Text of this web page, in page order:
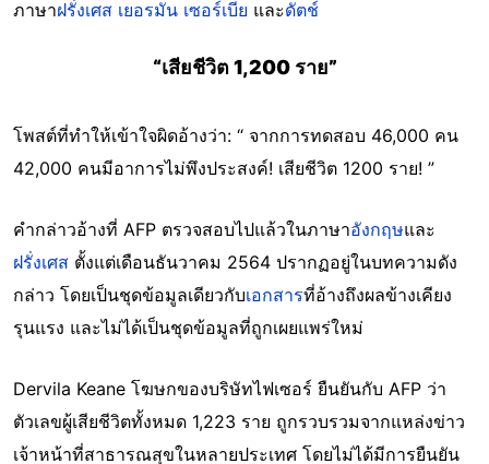
ภาษาฝรั่งเศส เยอรมัน เซอร์เบีย และดัตช์
“เสียชีวิต 1,200 ราย”
โพสต์ที่ทำให้เข้าใจผิดอ้างว่า: “ จากการทดสอบ 46,000 คน
42,000 คนมีอาการไม่พึงประสงค์! เสียชีวิต 1200 ราย! ”
คำกล่าวอ้างที่ AFP ตรวจสอบไปแล้วในภาษาอังกฤษและ
ฝรั่งเศส ตั้งแต่เดือนธันวาคม 2564 ปรากฏอยู่ในบทความดัง
กล่าว โดยเป็นชุดข้อมูลเดียวกับเอกสารที่อ้างถึงผลข้างเคียง
รุนแรง และไม่ได้เป็นชุดข้อมูลที่ถูกเผยแพร่ใหม่
Dervila Keane โฆษกของบริษัทไฟเซอร์ ยืนยันกับ AFP ว่า
ตัวเลขผู้เสียชีวิตทั้งหมด 1,223 ราย ถูกรวบรวมจากแหล่งข่าว
เจ้าหน้าที่สาธารณสุขในหลายประเทศ โดยไม่ได้มีการยืนยัน